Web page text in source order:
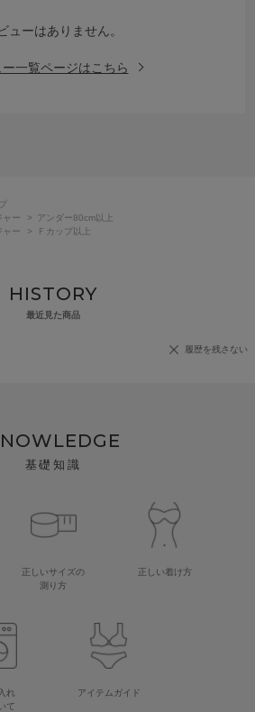
ューはありません。
ー一覧ページはこちら
ャー >
アンダー80cm以上
ャー > Ｆカップ以上
HISTORY
最近見た商品
履歴を残さない
基礎知識
正しいサイズの
測り方
正しい着け方
れ
て
アイテムガイド